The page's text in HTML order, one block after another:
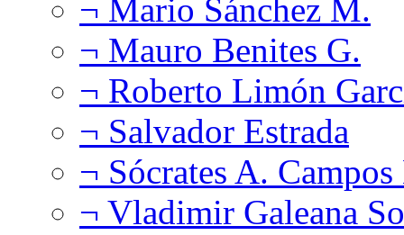
¬ Mario Sánchez M.
¬ Mauro Benites G.
¬ Roberto Limón
¬ Salvador Estrada
¬ Sócrates A.
¬ Vladimir Galeana